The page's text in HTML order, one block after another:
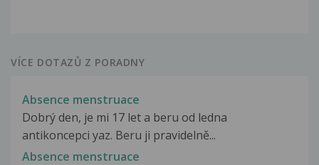
VÍCE DOTAZŮ Z PORADNY
Absence menstruace
Dobrý den, je mi 17 let a beru od ledna
antikoncepci yaz. Beru ji pravidelně...
Absence menstruace